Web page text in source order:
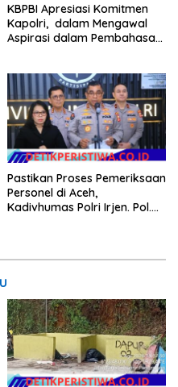
KBPBI Apresiasi Komitmen
Kapolri, dalam Mengawal
Aspirasi dalam Pembahasan
Pastikan Proses Pemeriksaan
Personel di Aceh,
Kadivhumas Polri Irjen. Pol.